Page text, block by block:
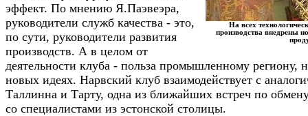
На всех
производства внедрены
эффект. По мнению Я.Паэвеэра,
руководители служб качества - это,
по сути, руководители развития
производств. А в целом от
деятельности клуба - польза промышленному региону,
новых идеях. Нарвский клуб взаимодействует с
Таллинна и Тарту, одна из ближайших встреч по
со специалистами из эстонской столицы.